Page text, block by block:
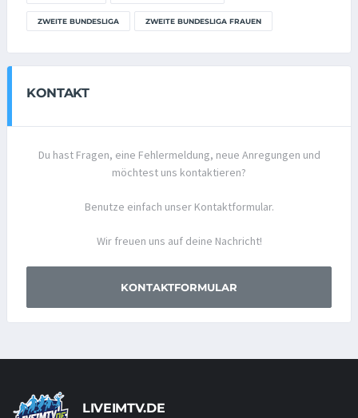
ZWEITE BUNDESLIGA ZWEITE BUNDESLIGA FRAUEN
KONTAKT
Du hast Fragen, eine Fehlermeldung, neue Anregungen und
möchtest uns kontaktieren?
Benutze einfach unser Kontaktformular.
Wir freuen uns auf deine Nachricht!
KONTAKTFORMULAR
LIVEIMTV.DE